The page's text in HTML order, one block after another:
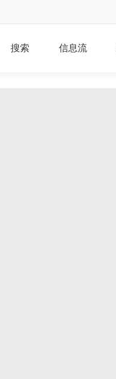
搜索 信息流